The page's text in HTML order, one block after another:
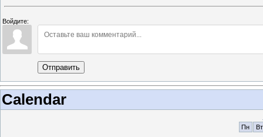
Войдите:
Отправить
Calendar
Пн
Вт